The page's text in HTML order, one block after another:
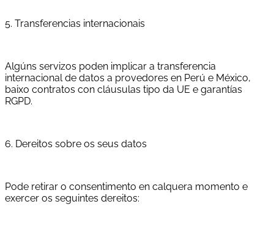
5. Transferencias internacionais
Algúns servizos poden implicar a transferencia
internacional de datos a provedores en Perú e México,
baixo contratos con cláusulas tipo da UE e garantías
RGPD.
6. Dereitos sobre os seus datos
Pode retirar o consentimento en calquera momento e
exercer os seguintes dereitos: